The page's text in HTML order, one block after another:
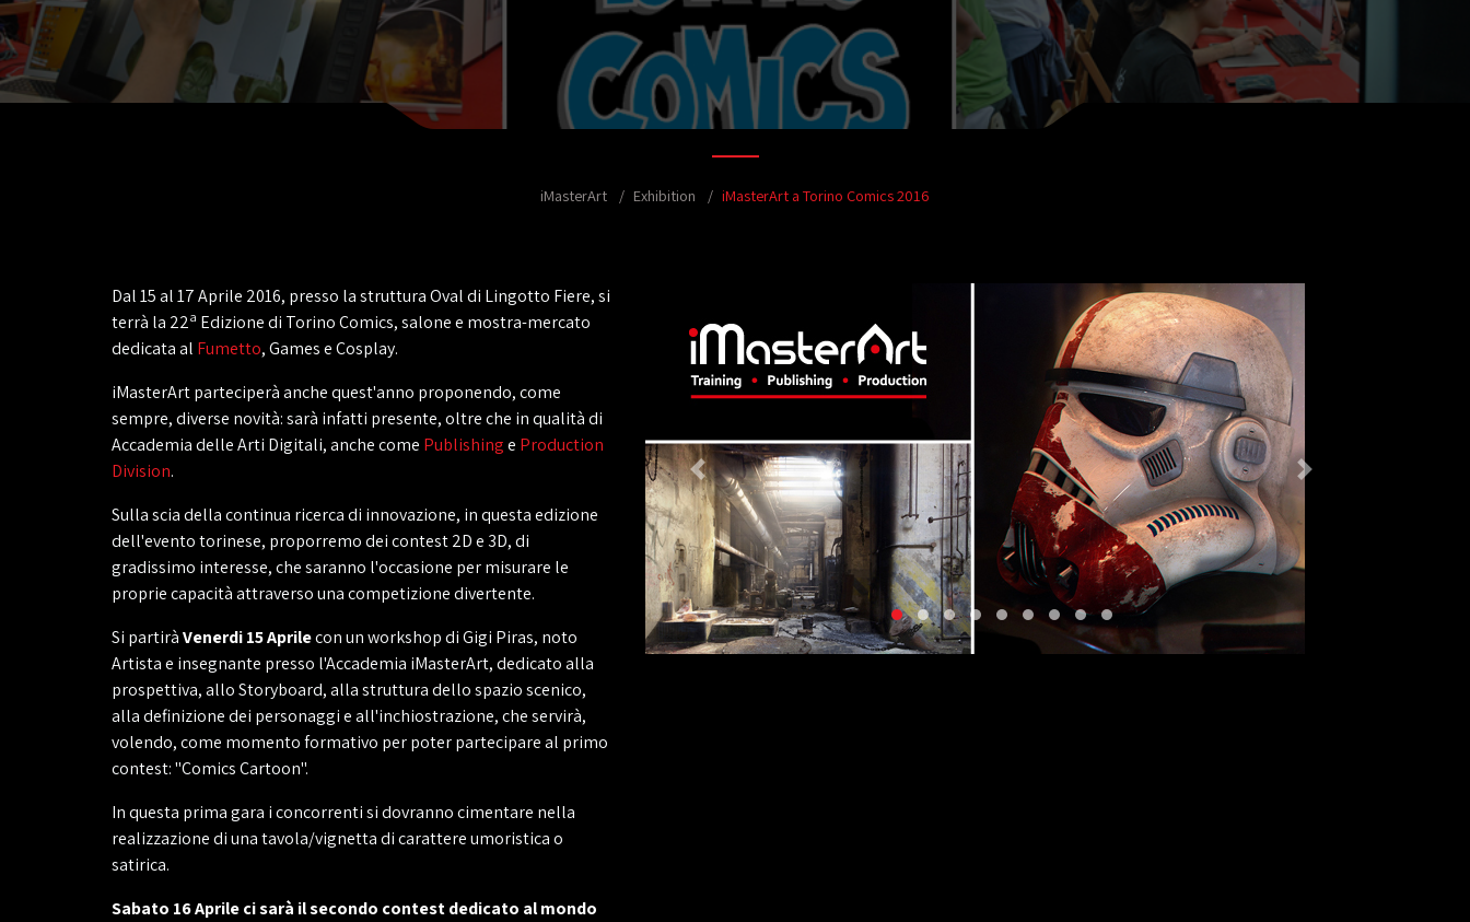
iMasterArt Exhibition iMasterArt a Torino Comics 2016
Dal 15 al 17 Aprile 2016, presso la struttura Oval di Lingotto Fiere, si
terrà la 22a Edizione di Torino Comics, salone e mostra-mercato
dedicata al Fumetto, Games e Cosplay.
iMasterArt parteciperà anche quest'anno proponendo, come
sempre, diverse novità: sarà infatti presente, oltre che in qualità di
Accademia delle Arti Digitali, anche come Publishinge Production
Division.
Sulla scia della continua ricerca di innovazione, in questa edizione
dell'evento torinese, proporremo dei contest 2D e 3D, di
gradissimo interesse, che saranno l'occasione per misurare le
proprie capacità attraverso una competizione divertente.
Si partiràVenerdi 15 Aprilecon un workshop di Gigi Piras, noto
Artista e insegnante presso l'Accademia iMasterArt, dedicato alla
prospettiva, allo Storyboard, alla struttura dello spazio scenico,
alla definizione dei personaggi e all'inchiostrazione, che servirà,
volendo, come momento formativo per poter partecipare al primo
contest: "Comics Cartoon".
In questa prima gara i concorrenti si dovranno cimentare nella
realizzazione di una tavola/vignetta di carattere umoristica o
satirica.
Sabato 16 Aprile ci sarà il secondo contest dedicato al mondo